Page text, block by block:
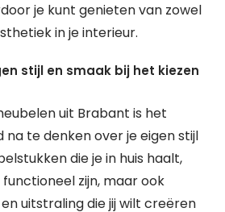
je kunt genieten van zowel
in je interieur.
stijl en smaak bij het kiezen
uit Brabant is het
na te denken over je eigen stijl
die je in huis haalt,
zijn, maar ook
uitstraling die jij wilt creëren